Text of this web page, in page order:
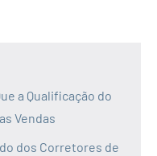
a Qualificação do
Vendas
dos Corretores de